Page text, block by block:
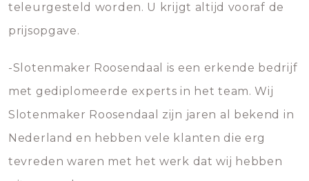
teleurgesteld worden. U krijgt altijd vooraf de
prijsopgave.
-Slotenmaker Roosendaal is een erkende bedrijf
met gediplomeerde experts in het team. Wij
Slotenmaker Roosendaal zijn jaren al bekend in
Nederland en hebben vele klanten die erg
tevreden waren met het werk dat wij hebben